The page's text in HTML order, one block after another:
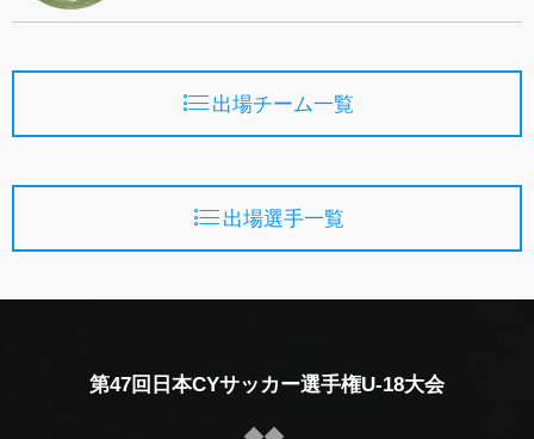
出場チーム一覧
出場選手一覧
第47回日本CYサッカー選手権U-18大会